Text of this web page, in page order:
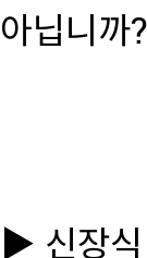
아닙니까?
▶ 신장